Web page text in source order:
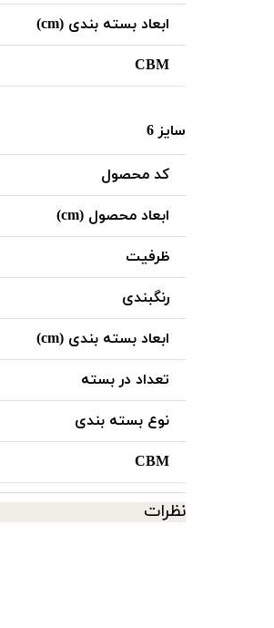
ابعاد بسته بندی (cm)
CBM
سایز 6
کد محصول
ابعاد محصول (cm)
ظرفیت
رنگبندی
ابعاد بسته بندی (cm)
تعداد در بسته
نوع بسته بندی
CBM
نظرات